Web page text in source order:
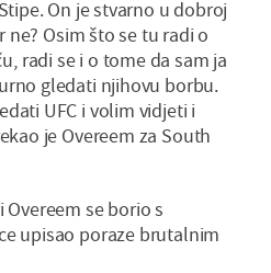
On je stvarno u dobroj
ne? Osim što se tu radi o
radi se i o tome da sam ja
gledati njihovu borbu.
UFC i volim vidjeti i
je Overeem za South
se borio s
upisao poraze brutalnim